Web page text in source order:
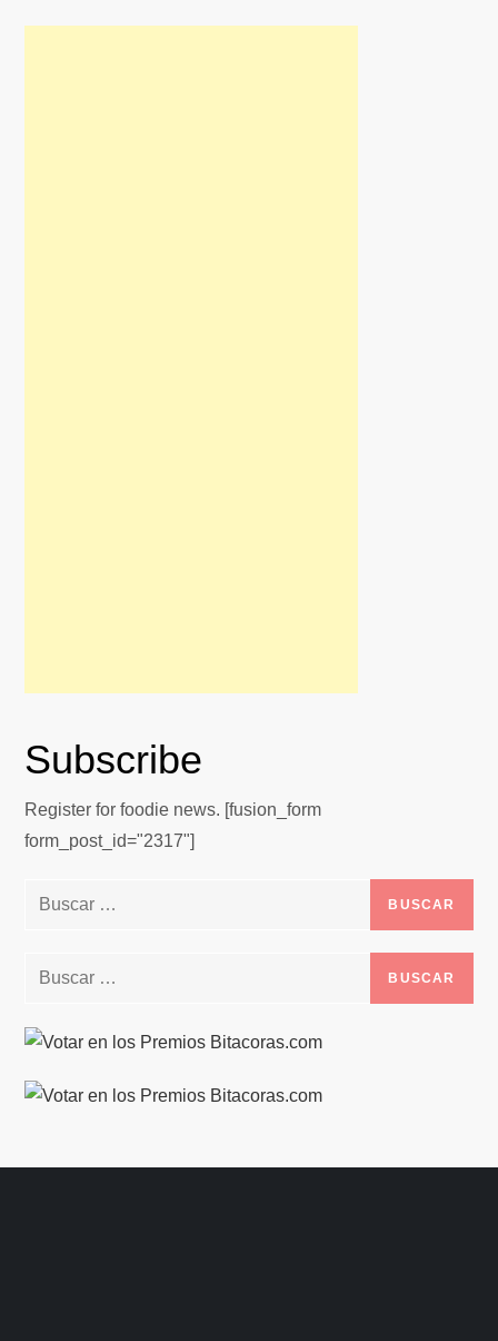
Subscribe
Register for foodie news. [fusion_form
form_post_id="2317"]
Buscar:
Buscar: